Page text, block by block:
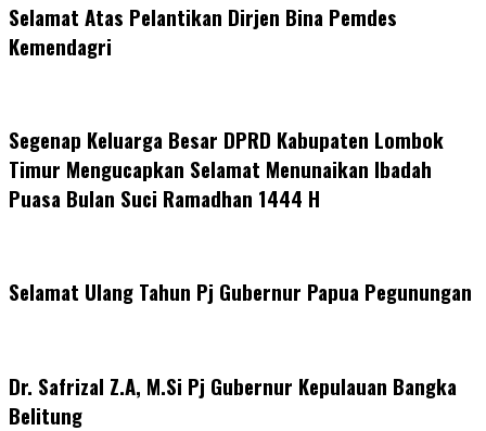
Selamat Atas Pelantikan Dirjen Bina Pemdes
Kemendagri
Segenap Keluarga Besar DPRD Kabupaten Lombok
Timur Mengucapkan Selamat Menunaikan Ibadah
Puasa Bulan Suci Ramadhan 1444 H
Selamat Ulang Tahun Pj Gubernur Papua Pegunungan
Dr. Safrizal Z.A, M.Si Pj Gubernur Kepulauan Bangka
Belitung